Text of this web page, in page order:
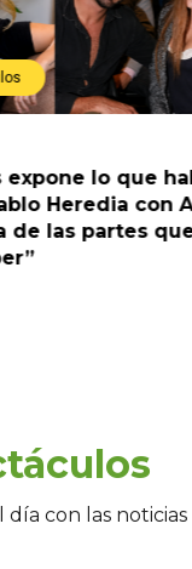
expone lo que
Heredia con
de las partes
día con las